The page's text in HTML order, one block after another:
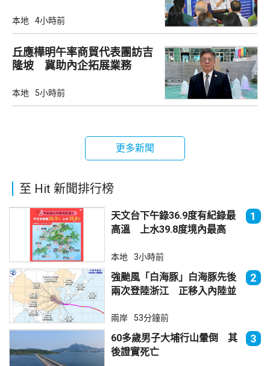
本地 4小時前
丘應樺明午率商貿代表團訪吉
隆坡 冀助內企拓展業務
本地 5小時前
更多新聞
至 Hit 新聞排行榜
天文台下午錄36.9度有紀錄最
高溫 上水39.8度境內最高
1
本地 3小時前
強颱風「白海豚」白海豚先後
兩次登陸浙江 正移入內陸並
2
兩岸 53分鐘前
60多歲男子大埔行山暈倒 其
後證實死亡
3